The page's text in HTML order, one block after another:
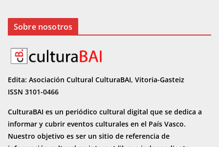
Sobre nosotros
Edita: Asociación Cultural CulturaBAI, Vitoria-Gasteiz
ISSN 3101-0466
CulturaBAI es un periódico cultural digital que se dedica a
informar y cubrir eventos culturales en el País Vasco.
Nuestro objetivo es ser un sitio de referencia de